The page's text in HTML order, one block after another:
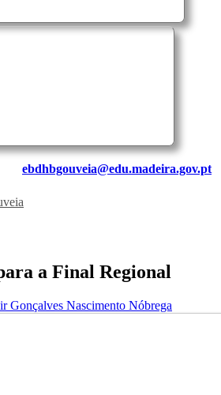
ebdhbgouveia@edu.madeira.gov.pt
a Final Regional
Gonçalves Nascimento Nóbrega